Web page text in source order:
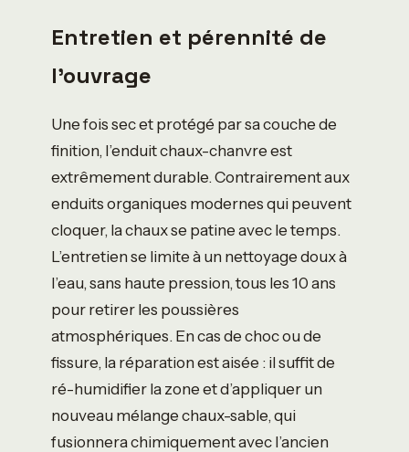
Entretien et pérennité de
l’ouvrage
Une fois sec et protégé par sa couche de
finition, l’enduit chaux-chanvre est
extrêmement durable. Contrairement aux
enduits organiques modernes qui peuvent
cloquer, la chaux se patine avec le temps.
L’entretien se limite à un nettoyage doux à
l’eau, sans haute pression, tous les 10 ans
pour retirer les poussières
atmosphériques. En cas de choc ou de
fissure, la réparation est aisée : il suffit de
ré-humidifier la zone et d’appliquer un
nouveau mélange chaux-sable, qui
fusionnera chimiquement avec l’ancien